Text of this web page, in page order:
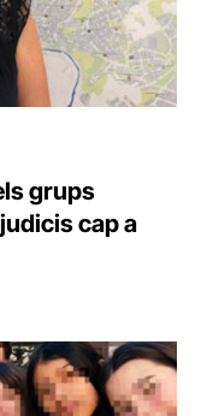
grups
cap a